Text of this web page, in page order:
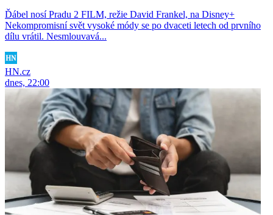
Ďábel nosí Pradu 2 FILM, režie David Frankel, na Disney+
Nekompromisní svět vysoké módy se po dvaceti letech od prvního
dílu vrátil. Nesmlouvavá...
HN.cz
dnes, 22:00